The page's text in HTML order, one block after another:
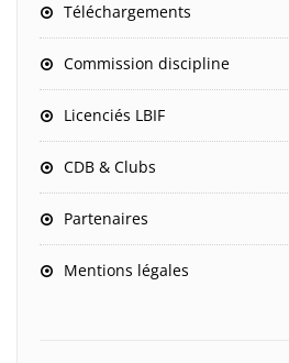
Téléchargements
Commission discipline
Licenciés LBIF
CDB & Clubs
Partenaires
Mentions légales